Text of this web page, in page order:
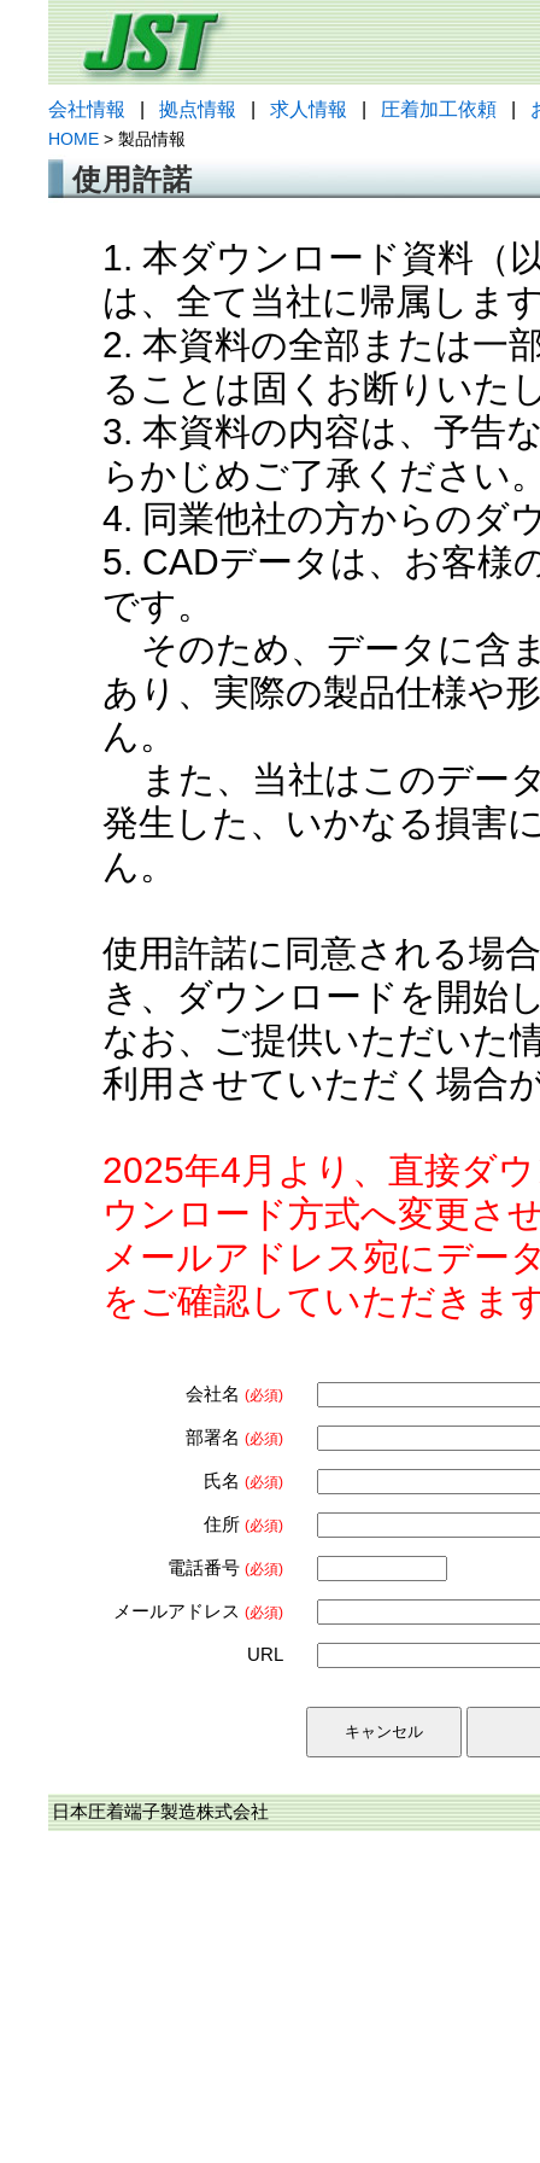
会社情報 拠点情報 求人情報 圧着加工依頼
HOME > 製品情報
使用許諾
1. 本ダウンロード資料（
は、全て当社に帰属しま
2. 本資料の全部または一
ることは固くお断りいた
3. 本資料の内容は、予告
らかじめご了承ください
4. 同業他社の方からのダ
5. CADデータは、お客様
です。
そのため、データに含
あり、実際の製品仕様や
ん。
また、当社はこのデー
発生した、いかなる損害
ん。
使用許諾に同意される場
き、ダウンロードを開始
なお、ご提供いただいた
利用させていただく場合
2025年4月より、直接ダ
ウンロード方式へ変更さ
メールアドレス宛にデー
をご確認していただきま
会社名 (必須)
部署名 (必須)
氏名 (必須)
住所 (必須)
電話番号 (必須)
メールアドレス (必須)
URL
日本圧着端子製造株式会社